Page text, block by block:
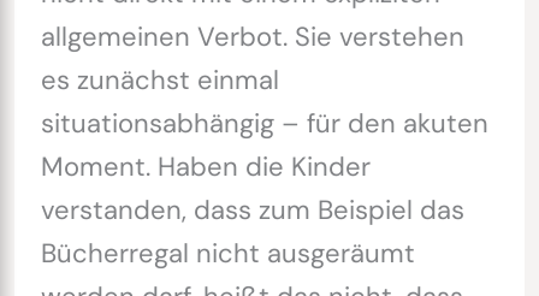
allgemeinen Verbot. Sie verstehen
es zunächst einmal
situationsabhängig – für den akuten
Moment. Haben die Kinder
verstanden, dass zum Beispiel das
Bücherregal nicht ausgeräumt